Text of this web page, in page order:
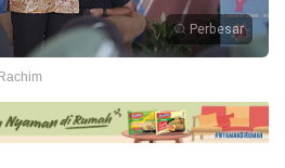
Perbesar